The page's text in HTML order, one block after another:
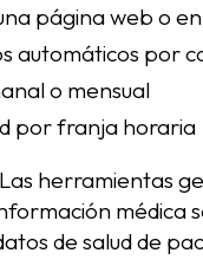
página web o
automáticos por
o mensual
por franja horaria
herramientas
médica
de salud de